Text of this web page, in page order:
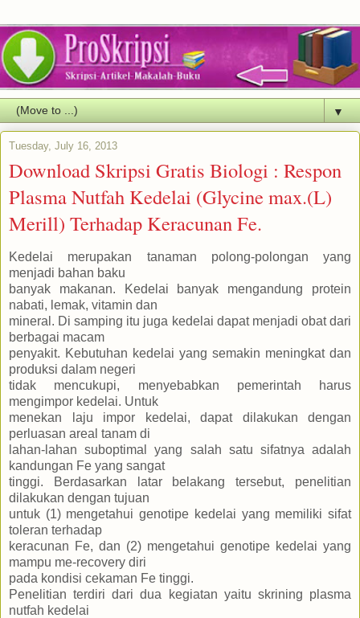
▼
Tuesday, July 16, 2013
Download Skripsi Gratis Biologi : Respon
Plasma Nutfah Kedelai (Glycine max.(L)
Merill) Terhadap Keracunan Fe.
Kedelai merupakan tanaman polong-polongan yang
menjadi bahan baku
banyak makanan. Kedelai banyak mengandung protein
nabati, lemak, vitamin dan
mineral. Di samping itu juga kedelai dapat menjadi obat dari
berbagai macam
penyakit. Kebutuhan kedelai yang semakin meningkat dan
produksi dalam negeri
tidak mencukupi, menyebabkan pemerintah harus
mengimpor kedelai. Untuk
menekan laju impor kedelai, dapat dilakukan dengan
perluasan areal tanam di
lahan-lahan suboptimal yang salah satu sifatnya adalah
kandungan Fe yang sangat
tinggi. Berdasarkan latar belakang tersebut, penelitian
dilakukan dengan tujuan
untuk (1) mengetahui genotipe kedelai yang memiliki sifat
toleran terhadap
keracunan Fe, dan (2) mengetahui genotipe kedelai yang
mampu me-recovery diri
pada kondisi cekaman Fe tinggi.
Penelitian terdiri dari dua kegiatan yaitu skrining plasma
nutfah kedelai